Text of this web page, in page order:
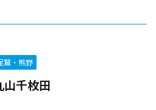
鷲・熊野
山千枚田